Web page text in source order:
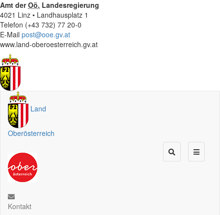
Amt derOö. Landesregierung
4021 Linz • Landhausplatz 1
Telefon (+43 732) 77 20-0
E-Mail post@ooe.gv.at
www.land-oberoesterreich.gv.at
Land
Oberösterreich
Kontakt